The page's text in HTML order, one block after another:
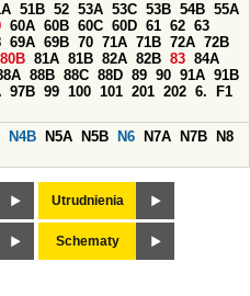
51B 52 53A 53C 53B 54B 55A
60A 60B 60C 60D 61 62 63
69A 69B 70 71A 71B 72A 72B
80B 81A 81B 82A 82B 83 84A
88B 88C 88D 89 90 91A 91B
97B 99 100 101 201 202 6.
F1
N4B N5A N5B N6 N7A N7B
N8
Utrudnienia
Schematy